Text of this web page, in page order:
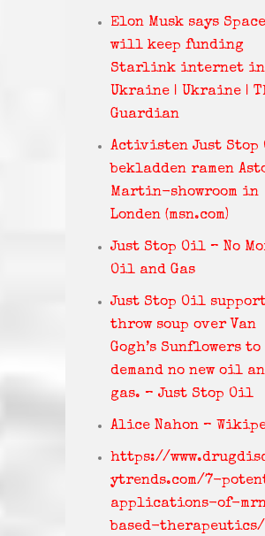
Elon Musk says
will keep funding
Starlink internet in
Ukraine | Ukraine |
Guardian
Activisten Just Stop
bekladden ramen
Martin-showroom in
Londen (msn.com)
Just Stop Oil – No
Oil and Gas
Just Stop Oil
throw soup over Van
Gogh’s Sunflowers to
demand no new oil
gas. – Just Stop Oil
Alice Nahon –
https://
ytrends.com/7-
applications-of-
based-therapeutics/